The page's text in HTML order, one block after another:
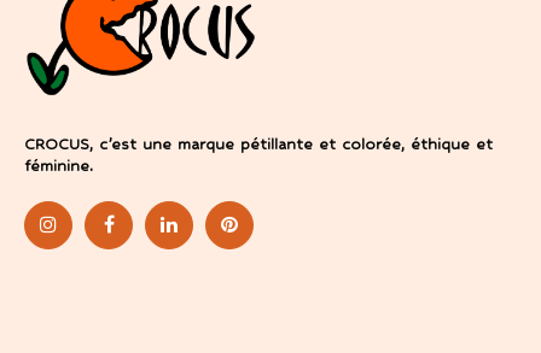
CROCUS, c’est une marque pétillante et colorée, éthique et
féminine.